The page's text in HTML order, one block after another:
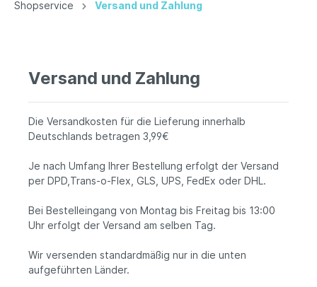
Shopservice Versand und Zahlung
Versand und Zahlung
Die Versandkosten für die Lieferung innerhalb
Deutschlands betragen 3,99€
Je nach Umfang Ihrer Bestellung erfolgt der Versand
per DPD,Trans-o-Flex, GLS, UPS, FedEx oder DHL.
Bei Bestelleingang von Montag bis Freitag bis 13:00
Uhr erfolgt der Versand am selben Tag.
Wir versenden standardmäßig nur in die unten
aufgeführten Länder.